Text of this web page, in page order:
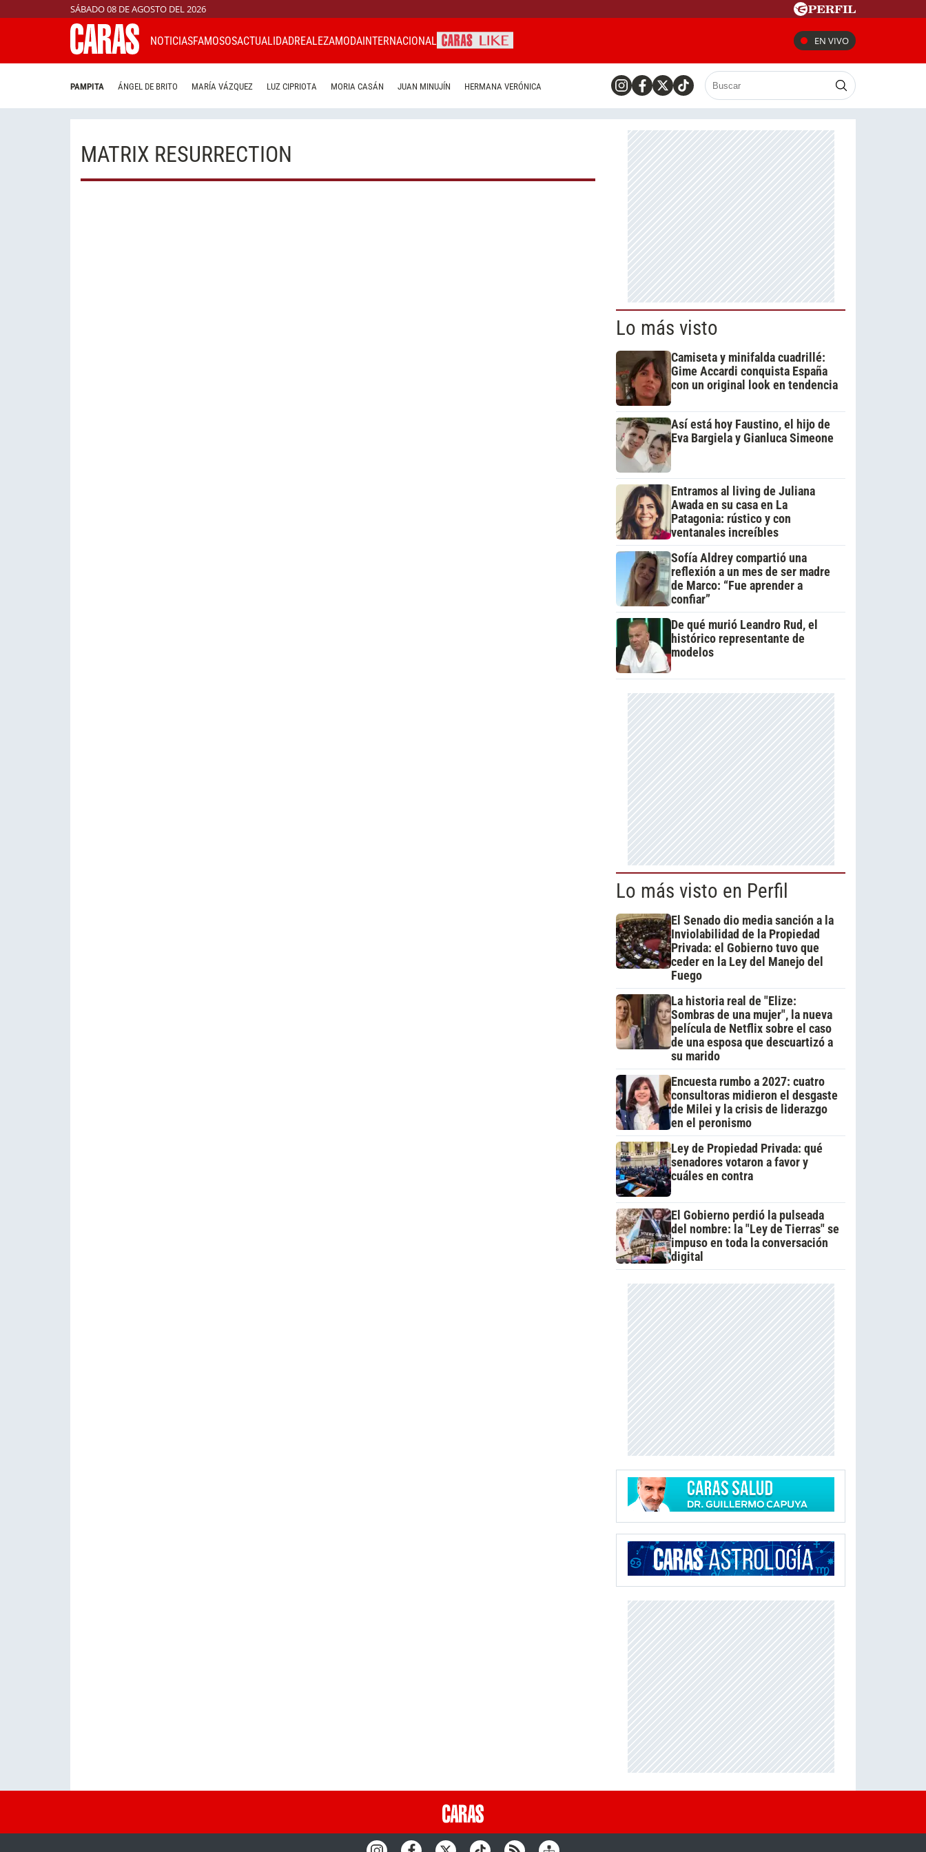
SÁBADO 08 DE AGOSTO DEL 2026
NOTICIASFAMOSOSACTUALIDADREALEZAMODAINTERNACIONAL EN VIVO
PAMPITA ÁNGEL DE BRITO MARÍA VÁZQUEZ LUZ CIPRIOTA MORIA CASÁN JUAN MINUJÍN HERMANA VERÓNICA
MATRIX RESURRECTION
Lo más visto
Camiseta y minifalda cuadrillé:
Gime Accardi conquista España
con un original look en tendencia
Así está hoy Faustino, el hijo de
Eva Bargiela y Gianluca Simeone
Entramos al living de Juliana
Awada en su casa en La
Patagonia: rústico y con
ventanales increíbles
Sofía Aldrey compartió una
reflexión a un mes de ser madre
de Marco: “Fue aprender a
confiar”
De qué murió Leandro Rud, el
histórico representante de
modelos
Lo más visto en Perfil
El Senado dio media sanción a la
Inviolabilidad de la Propiedad
Privada: el Gobierno tuvo que
ceder en la Ley del Manejo del
Fuego
La historia real de "Elize:
Sombras de una mujer", la nueva
película de Netflix sobre el caso
de una esposa que descuartizó a
su marido
Encuesta rumbo a 2027: cuatro
consultoras midieron el desgaste
de Milei y la crisis de liderazgo
en el peronismo
Ley de Propiedad Privada: qué
senadores votaron a favor y
cuáles en contra
El Gobierno perdió la pulseada
del nombre: la "Ley de Tierras" se
impuso en toda la conversación
digital